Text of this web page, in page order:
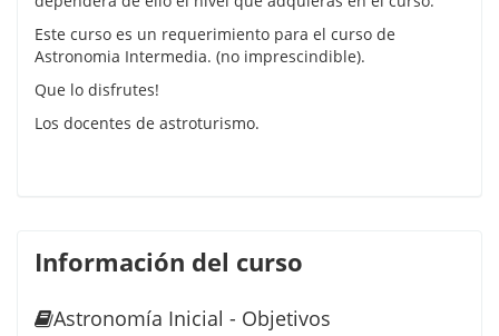
Este curso es un requerimiento para el curso de
Astronomia Intermedia. (no imprescindible).
Que lo disfrutes!
Los docentes de astroturismo.
Información del curso
Astronomía Inicial - Objetivos